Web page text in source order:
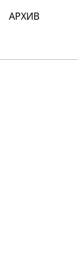
АРХИВ